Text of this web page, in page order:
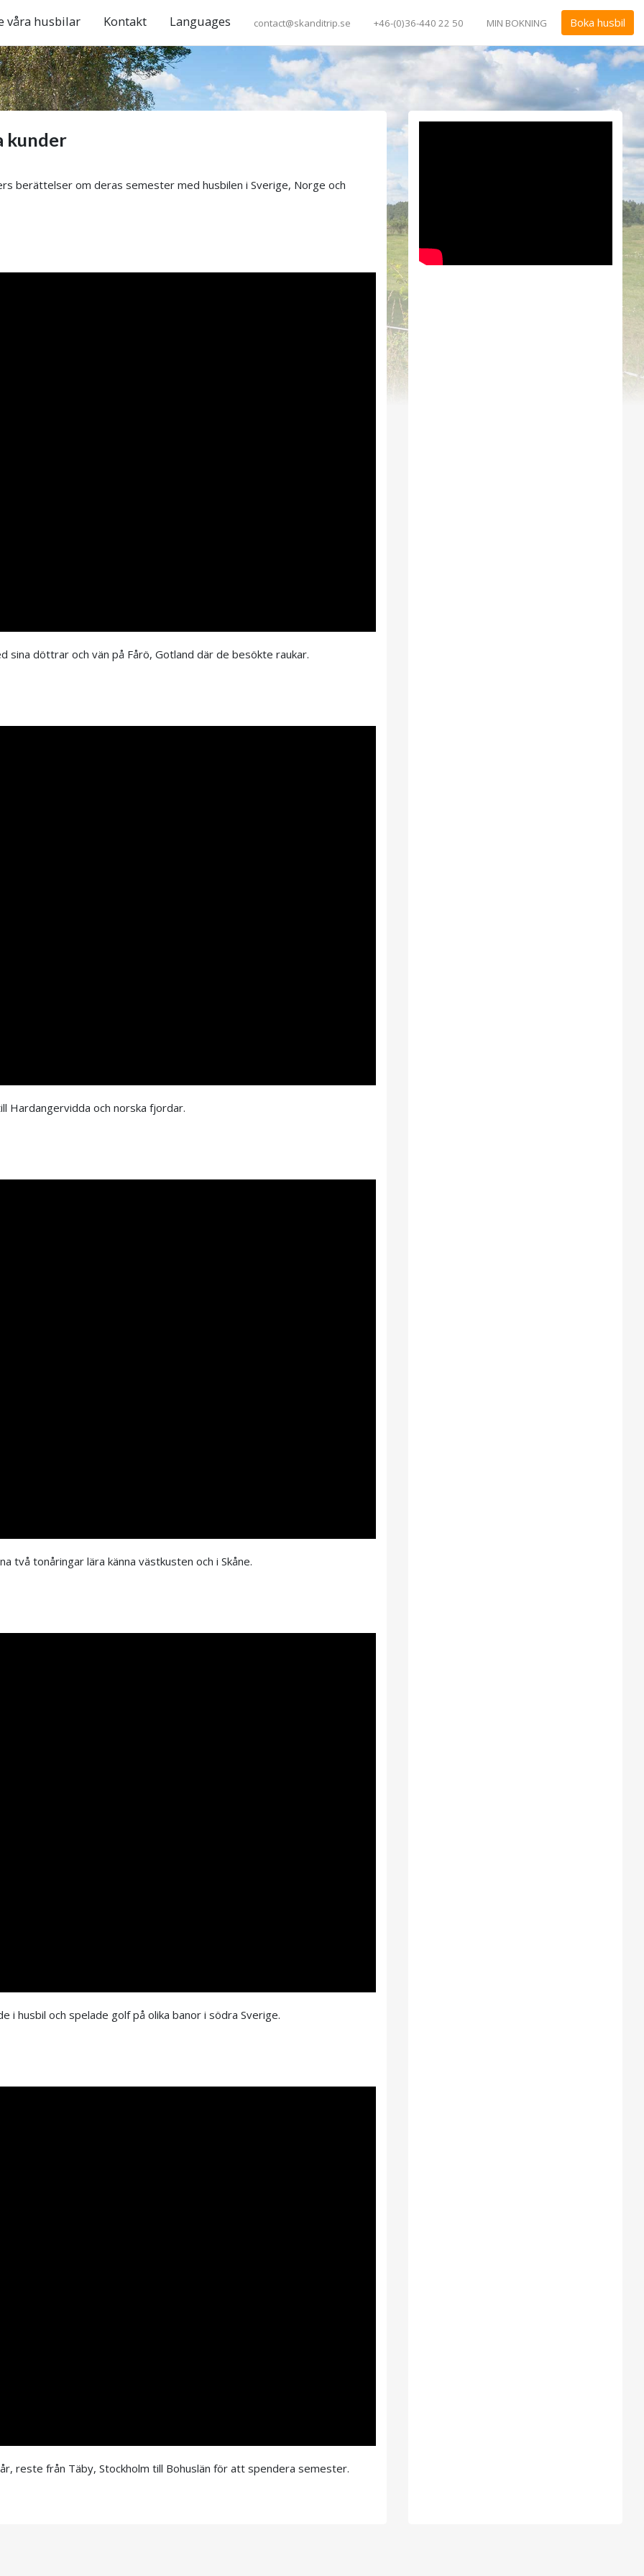
Boka husbil
MIN BOKNING
+46-(0)36-440 22 50
contact@skanditrip.se
Languages
Kontakt
våra husbilar
kunder
berättelser om deras semester med husbilen i Sverige, Norge och
sina döttrar och vän på Fårö, Gotland där de besökte raukar.
Hardangervidda och norska fjordar.
två tonåringar lära känna västkusten och i Skåne.
i husbil och spelade golf på olika banor i södra Sverige.
reste från Täby, Stockholm till Bohuslän för att spendera semester.